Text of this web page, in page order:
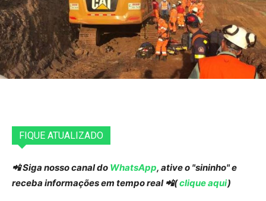
FIQUE ATUALIZADO
📲 Siga nosso canal do WhatsApp, ative o "sininho" e
receba informações em tempo real 📲(clique aqui)